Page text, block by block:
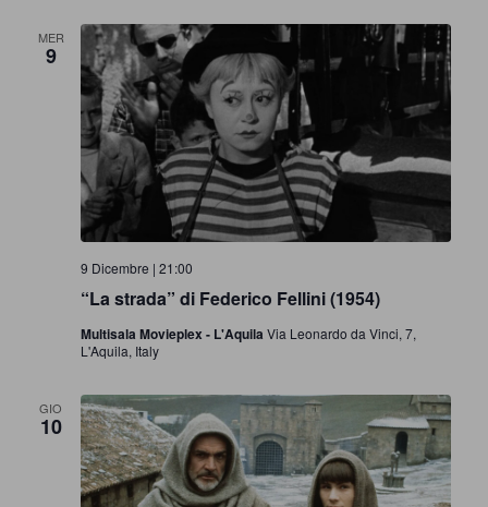
a
v
i
g
a
z
i
o
n
e
MER
9
“La strada” di Federico Fellini (1954)
9 Dicembre | 21:00
Multisala Movieplex - L'Aquila Via Leonardo da Vinci, 7,
L'Aquila, Italy
GIO
10